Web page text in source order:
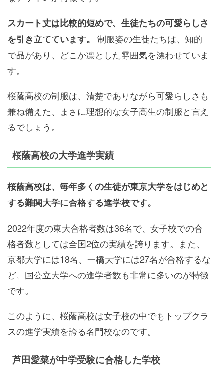
スカート丈は比較的短めで、生徒たちの可愛らしさ
を引き立てています。
制服姿の生徒たちは、知的
で品があり、どこか凛とした雰囲気を漂わせていま
す。
桜蔭高校の制服は、清楚でありながら可愛らしさも
兼ね備えた、まさに理想的な女子高生の制服と言え
るでしょう。
桜蔭高校の大学進学実績
桜蔭高校は、毎年多くの生徒が東京大学をはじめと
する難関大学に合格する進学校です。
2022年度の東大合格者数は36名で、女子校での合
格者数としては全国2位の実績を誇ります。また、
京都大学には18名、一橋大学には27名が合格するな
ど、国公立大学への進学者数も非常に多いのが特徴
です。
このように、桜蔭高校は女子校の中でもトップクラ
スの進学実績を誇る名門校なのです。
芦田愛菜が中学受験に合格した学校